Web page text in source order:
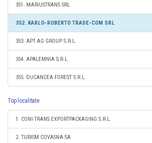
351. MARIUSTRANS SRL
352. KARLO-ROBERTO TRADE-COM SRL
353. APT AG GROUP S.R.L.
354. APALEMNIA S.R.L.
355. DUCANCEA FOREST S.R.L.
Top localitate
1. CONI-TRANS EXPORTPACKAGING S.R.L.
2. TURISM COVASNA SA